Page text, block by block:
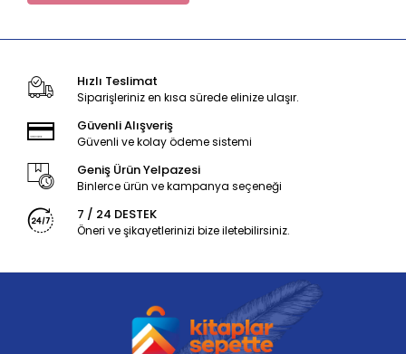
Hızlı Teslimat
Siparişleriniz en kısa sürede elinize ulaşır.
Güvenli Alışveriş
Güvenli ve kolay ödeme sistemi
Geniş Ürün Yelpazesi
Binlerce ürün ve kampanya seçeneği
7 / 24 DESTEK
Öneri ve şikayetlerinizi bize iletebilirsiniz.